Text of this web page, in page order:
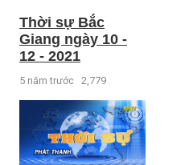
Thời sự Bắc
Giang ngày 10 -
12 - 2021
5 năm trước 2,779